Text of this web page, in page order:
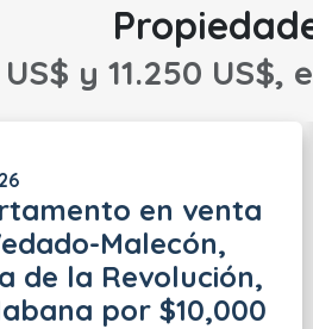
y 11.250
en venta
Malecón,
de la Revolución,
por $10,000